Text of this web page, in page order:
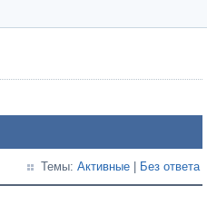
Темы: Активные Без ответа